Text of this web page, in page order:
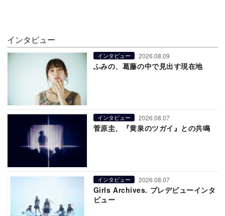
インタビュー
インタビュー 2026.08.09
ふみの、葛藤の中で見出す現在地
インタビュー 2026.08.07
菅原圭、『黄泉のツガイ』との共鳴
インタビュー 2026.08.07
Girls Archives. プレデビューインタ
ビュー